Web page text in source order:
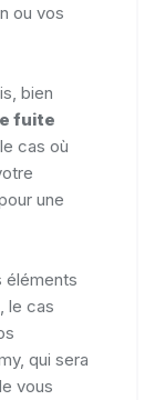
ou vos
bien
fuite
cas où
une
éléments
le cas
qui sera
vous